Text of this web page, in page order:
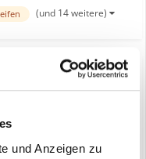
und Anzeigen zu
Wolfgang Vaak
fährt die Accushield-
(und 14 weitere)
News aus der